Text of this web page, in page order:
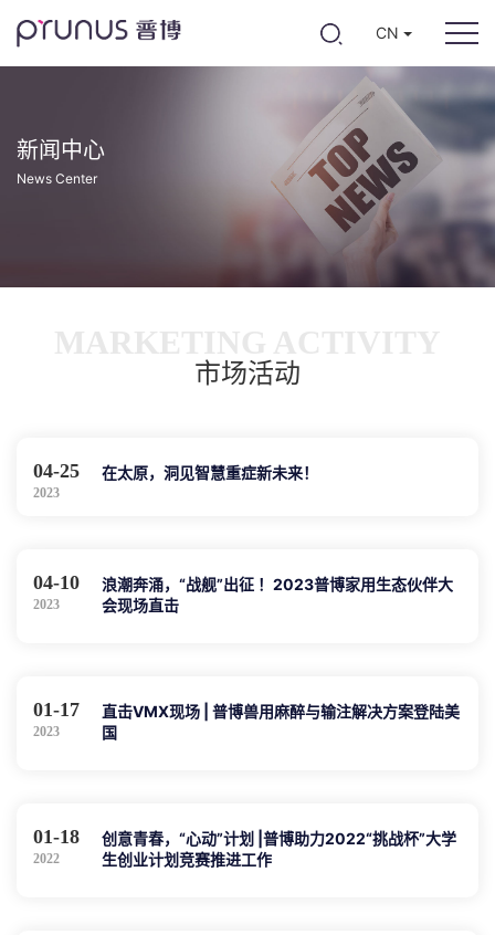
CN
新闻中心
News Center
市场活动
04-25
2023
在太原，洞见智慧重症新未来！
04-10
2023
浪潮奔涌，“战舰”出征 ！2023普博家用生态伙伴大
会现场直击
01-17
2023
直击VMX现场 | 普博兽用麻醉与输注解决方案登陆美
国
01-18
2022
创意青春，“心动”计划 |普博助力2022“挑战杯”大学
生创业计划竞赛推进工作